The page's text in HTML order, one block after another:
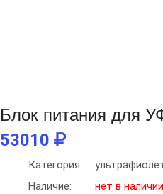
Блок питания для
53010
Категория:
Наличие:
нет в наличии